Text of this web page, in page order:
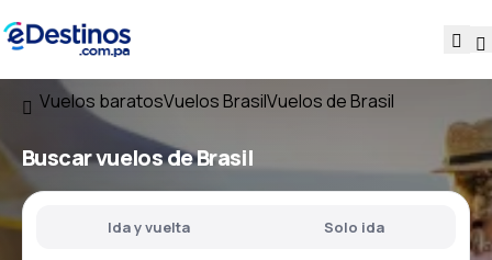
Vuelos baratosVuelos BrasilVuelos de Brasil
Buscar vuelosde Brasil
Ida y vuelta Solo ida